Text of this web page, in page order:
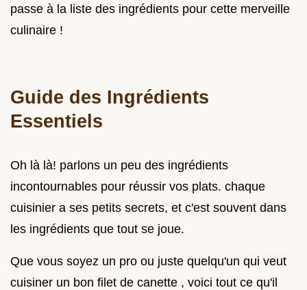
passe à la liste des ingrédients pour cette merveille
culinaire !
Guide des Ingrédients
Essentiels
Oh là là! parlons un peu des ingrédients
incontournables pour réussir vos plats. chaque
cuisinier a ses petits secrets, et c'est souvent dans
les ingrédients que tout se joue.
Que vous soyez un pro ou juste quelqu'un qui veut
cuisiner un bon filet de canette , voici tout ce qu'il